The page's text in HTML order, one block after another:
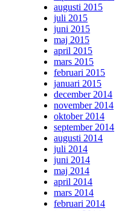
augusti 2015
juli 2015
juni 2015
maj 2015
april 2015
mars 2015
februari 2015
januari 2015
december 2014
november 2014
oktober 2014
september 2014
augusti 2014
juli 2014
juni 2014
maj 2014
april 2014
mars 2014
februari 2014